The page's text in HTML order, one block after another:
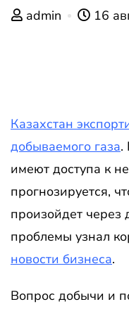
admin 16
Казахстан
добываемого газа.
имеют доступа к
прогнозируется,
произойдет через
проблемы узнал
новости бизнеса.
Вопрос добычи и